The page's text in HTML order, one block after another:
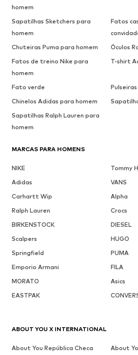
homem
Sapatilhas Sketchers para
homem
Fatos
Chuteiras Puma para homem
Óculos
Fatos de treino Nike para
homem
T-shirt
Fato verde
Chinelos Adidas para homem
Sapatilhas Ralph Lauren para
homem
MARCAS PARA HOMENS
NIKE
Tommy
Adidas
VANS
Carhartt Wip
Alpha
Ralph Lauren
Crocs
BIRKENSTOCK
DIESEL
Scalpers
HUGO
Springfield
PUMA
Emporio Armani
FILA
MORATO
Asics
EASTPAK
ABOUT YOU X INTERNATIONAL
About You República Checa
About